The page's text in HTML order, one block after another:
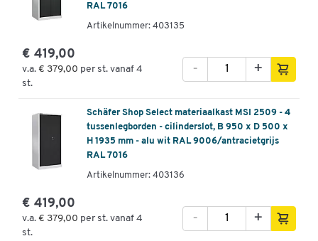
RAL 7016
Artikelnummer: 403135
€ 419,00
v.a. € 379,00 per st. vanaf 4
st.
+
-
Schäfer Shop Select materiaalkast MSI 2509 - 4
tussenlegborden - cilinderslot, B 950 x D 500 x
H 1935 mm - alu wit RAL 9006/antracietgrijs
RAL 7016
Artikelnummer: 403136
€ 419,00
v.a. € 379,00 per st. vanaf 4
st.
+
-